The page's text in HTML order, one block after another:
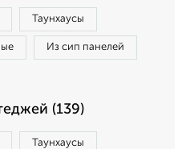
Таунхаусы
Из сип панелей
(139)
Таунхаусы